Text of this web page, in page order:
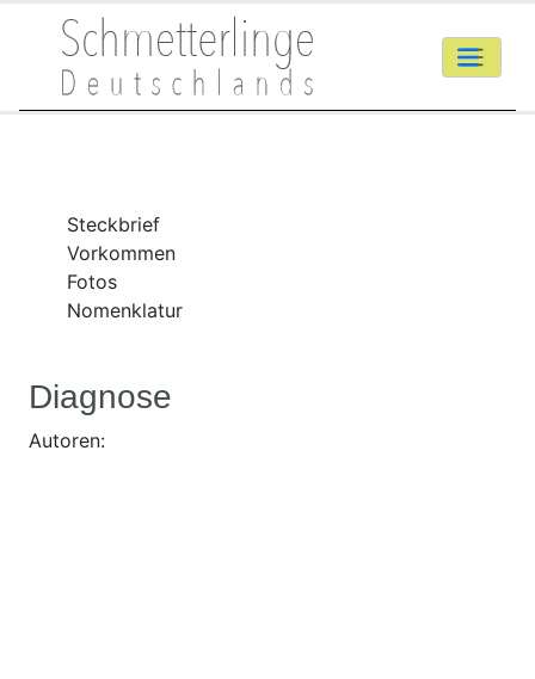
Steckbrief
Vorkommen
Fotos
Nomenklatur
Diagnose
Autoren: